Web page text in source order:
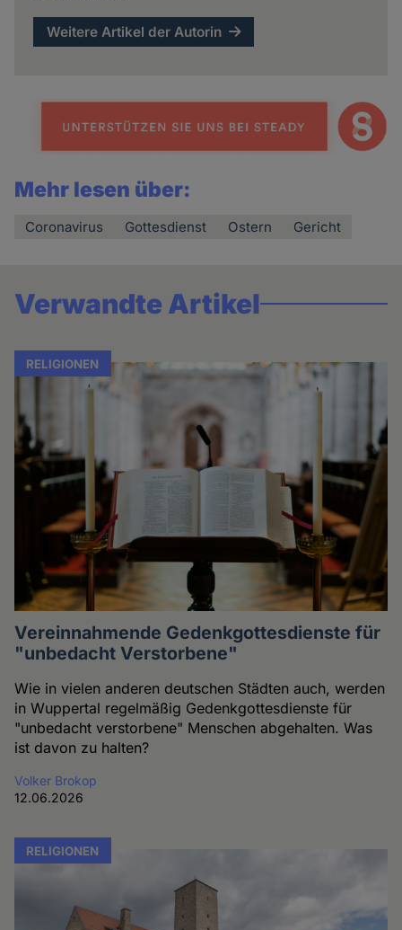
Weitere Artikel der Autorin
Mehr lesen über:
Coronavirus Gottesdienst Ostern Gericht
Verwandte Artikel
RELIGIONEN
Vereinnahmende Gedenkgottesdienste für
"unbedacht Verstorbene"
Wie in vielen anderen deutschen Städten auch, werden
in Wuppertal regelmäßig Gedenkgottesdienste für
"unbedacht verstorbene" Menschen abgehalten. Was
ist davon zu halten?
Volker Brokop
12.06.2026
RELIGIONEN